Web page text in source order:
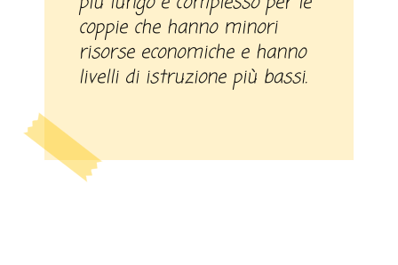
coppie che hanno minori
risorse economiche e hanno
livelli di istruzione più bassi.